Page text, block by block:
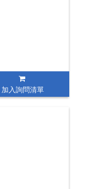
加入詢問清單